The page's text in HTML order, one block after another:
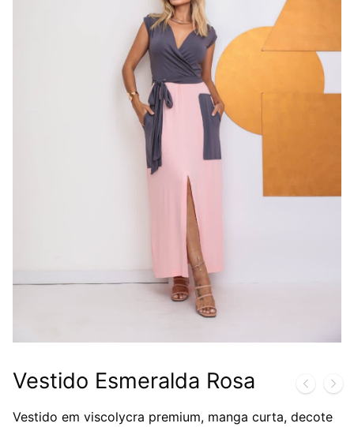
Vestido Esmeralda Rosa
Vestido em viscolycra premium, manga curta, decote